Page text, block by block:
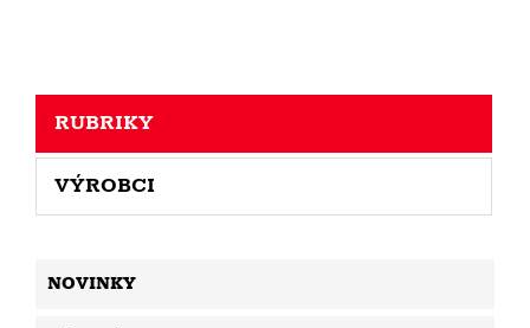
RUBRIKY
VÝROBCI
NOVINKY